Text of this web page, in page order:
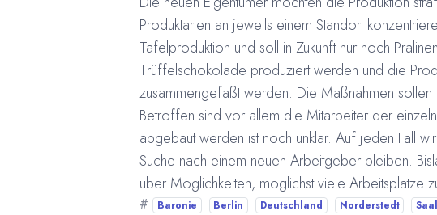
Produktarten an jeweils einem Standort
Tafelproduktion und soll in Zukunft nur noch
Trüffelschokolade produziert werden und die
zusammengefaßt werden. Die Maßnahmen sollen
Betroffen sind vor allem die Mitarbeiter der
abgebaut werden ist noch unklar. Auf jeden Fall
Suche nach einem neuen Arbeitgeber bleiben.
über Möglichkeiten, möglichst viele Arbeitsplätze
# Baronie Berlin Deutschland Norderstedt